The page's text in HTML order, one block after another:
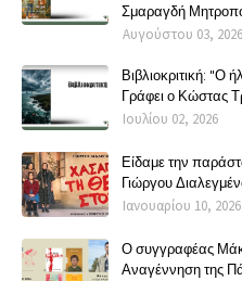
Σμαραγδή
Αυγούστου 03, 2026
Βιβλιοκριτική:
Γράφει ο Κώστας
Ιουλίου 02, 2026
Είδαμε την
Γιώργου
Ιανουαρίου 10, 2026
Ο συγγραφέας
Αναγέννηση της